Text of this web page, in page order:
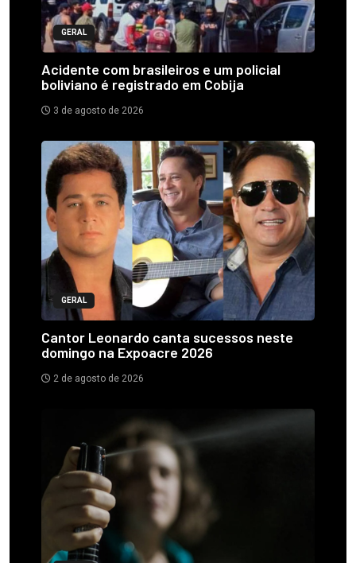
GERAL
Acidente com brasileiros e um policial
boliviano é registrado em Cobija
3 de agosto de 2026
GERAL
Cantor Leonardo canta sucessos neste
domingo na Expoacre 2026
2 de agosto de 2026